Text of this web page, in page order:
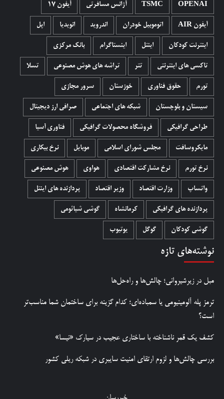
OPENAI
TSMC آژانس مسافرتی آیفون 17
آیفون AIR اتوموبیل خودران اندروید انویدیا اپل
اینترنت کودکان اینتل اینستاگرام بانک مرکزی
تاکسی های اینترنتی تتر تراشه های هوش مصنوعی تسلا
تورم حقوق فناوری خوزستان سرور مجازی
سیستان و بلوچستان شبکه های اجتماعی صرافی ارز دیجیتال
طراحی گرافیکی فروشگاه محصولات گرافيکی فناوری آسیا
مایکروسافت مجلس شورای اسلامی موبایل نرخ بیکاری
نرخ تورم نرخ مشارکت اقتصادی هواوی هوش مصنوعی
واتساپ وزارت اقتصاد وزیر اقتصاد پردازنده های اینتل
پردازنده های گرافیکی کرمانشاه گوشی شیائومی
گوشی کودکان گوگل یوتیوب
نوشته‌های تازه
مبل در زیرشیروانی؛ چالش‌ها و راه‌حل‌ها
ترمز پله آلومینیومی یا سمباده‌ای؛ کدام گزینه برای ساختمان شما مناسب‌تر
است؟
کشف یک قمر ناشناخته با ساختاری عجیب در سیارک «نیسا»
بررسی چالش‌ها و لزوم ارتقای امنیت سایبری در شبکه ریلی کشور